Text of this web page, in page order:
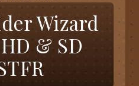
Wizard
& SD